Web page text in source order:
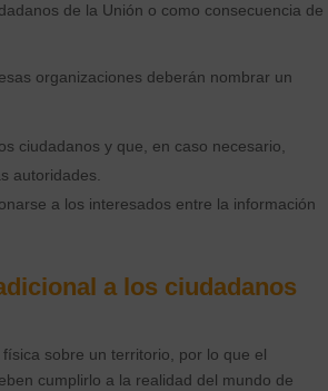
de la Unión o como consecuencia de
organizaciones deberán nombrar un
ciudadanos y que, en caso necesario,
autoridades.
a los interesados entre la información
a los ciudadanos
sobre un territorio, por lo que el
cumplirlo a la realidad del mundo de